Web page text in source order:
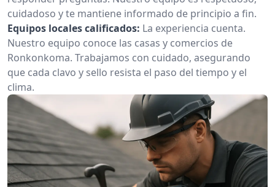
cuidadoso y te mantiene informado de principio a fin.
Equipos locales calificados: La experiencia cuenta.
Nuestro equipo conoce las casas y comercios de
Ronkonkoma. Trabajamos con cuidado, asegurando
que cada clavo y sello resista el paso del tiempo y el
clima.